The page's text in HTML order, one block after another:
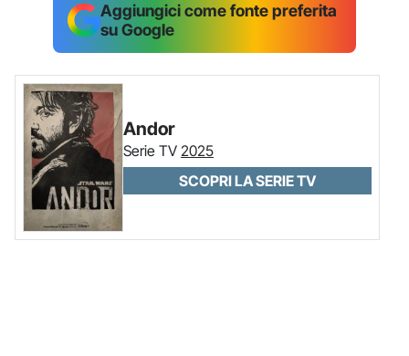
Aggiungici come fonte preferita
su Google
Andor
Serie TV 2025
SCOPRI LA SERIE TV